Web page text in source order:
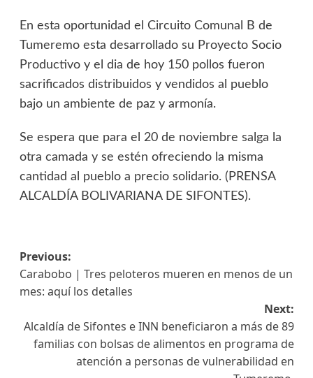
En esta oportunidad el Circuito Comunal B de
Tumeremo esta desarrollado su Proyecto Socio
Productivo y el dia de hoy 150 pollos fueron
sacrificados distribuidos y vendidos al pueblo
bajo un ambiente de paz y armonía.
Se espera que para el 20 de noviembre salga la
otra camada y se estén ofreciendo la misma
cantidad al pueblo a precio solidario. (PRENSA
ALCALDÍA BOLIVARIANA DE SIFONTES).
Previous:
Carabobo | Tres peloteros mueren en menos de un
mes: aquí los detalles
Next:
Alcaldía de Sifontes e INN beneficiaron a más de 89
familias con bolsas de alimentos en programa de
atención a personas de vulnerabilidad en